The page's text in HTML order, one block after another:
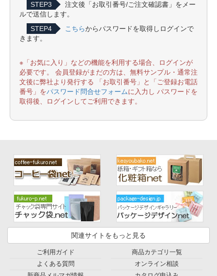
STEP3
注文後「お取引番号/ご注文確認書」をメー
ルで送信します。
STEP4
こちらからパスワードを取得しログインで
きます。
※「お気に入り」などの機能を利用する場合、ログインが
必要です。 会員登録がまだの方は、無料サンプル・通常注
文後に弊社より発行する 「お取引番号」と「ご登録お電話
番号」をパスワード問合せフォームに入力し パスワードを
取得後、ログインしてご利用できます。
関連サイトをもっと見る
ご利用ガイド
よくある質問
商品カテゴリ一覧
オンライン相談